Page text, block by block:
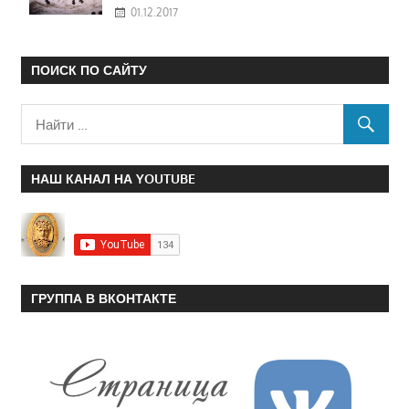
01.12.2017
ПОИСК ПО САЙТУ
НАШ КАНАЛ НА YOUTUBE
ГРУППА В ВКОНТАКТЕ